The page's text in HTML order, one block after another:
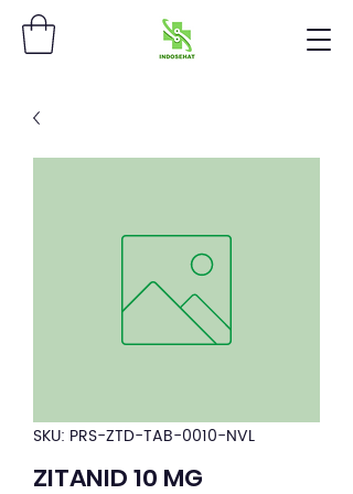
SKU: PRS-ZTD-TAB-0010-NVL
ZITANID 10 MG